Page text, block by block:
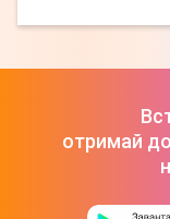
отримай